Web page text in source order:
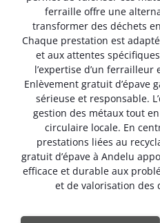
ferraille offre une
transformer des déchets
Chaque prestation est
et aux attentes
l’expertise d’un ferrailleur
Enlèvement gratuit d’épave
sérieuse et responsable.
gestion des métaux tout
circulaire locale. En
prestations liées au
gratuit d’épave à Andelu
efficace et durable aux
et de valorisation des